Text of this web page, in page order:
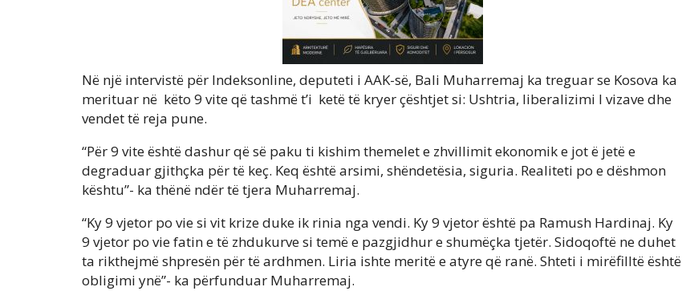
Në një intervistë për Indeksonline, deputeti i AAK-së, Bali Muharremaj ka treguar se Kosova ka
merituar në këto 9 vite që tashmë t’i ketë të kryer çështjet si: Ushtria, liberalizimi I vizave dhe
vendet të reja pune.
“Për 9 vite është dashur që së paku ti kishim themelet e zhvillimit ekonomik e jot ë jetë e
degraduar gjithçka për të keç. Keq është arsimi, shëndetësia, siguria. Realiteti po e dëshmon
kështu”- ka thënë ndër të tjera Muharremaj.
“Ky 9 vjetor po vie si vit krize duke ik rinia nga vendi. Ky 9 vjetor është pa Ramush Hardinaj. Ky
9 vjetor po vie fatin e të zhdukurve si temë e pazgjidhur e shumëçka tjetër. Sidoqoftë ne duhet
ta rikthejmë shpresën për të ardhmen. Liria ishte meritë e atyre që ranë. Shteti i mirëfilltë është
obligimi ynë”- ka përfunduar Muharremaj.